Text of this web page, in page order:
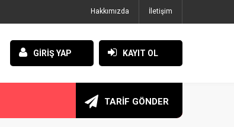
Hakkımızda İletişim
GİRİŞ YAP KAYIT OL
TARİF GÖNDER